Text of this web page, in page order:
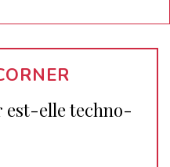
est-elle techno-